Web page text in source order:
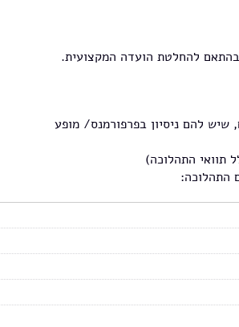
להם ניסיון בפרפורמנס/ מופע
התהלוכה: